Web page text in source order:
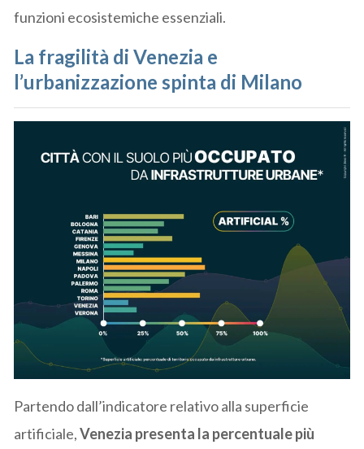
funzioni ecosistemiche essenziali.
La fragilità di Venezia e
l’urbanizzazione spinta di Milano
Partendo dall’indicatore relativo alla superficie
artificiale,Venezia presenta la percentuale più